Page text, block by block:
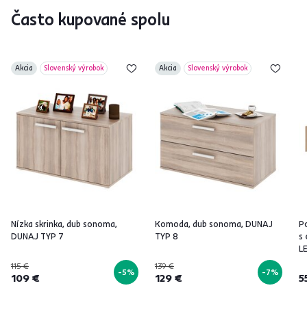
Často kupované spolu
Akcia Slovenský výrobok
Nízka skrinka, dub sonoma,
DUNAJ TYP 7
115 €
109 € -5%
Akcia Slovenský výrobok
Komoda, dub sonoma, DUNAJ
TYP 8
139 €
129 € -7%
s